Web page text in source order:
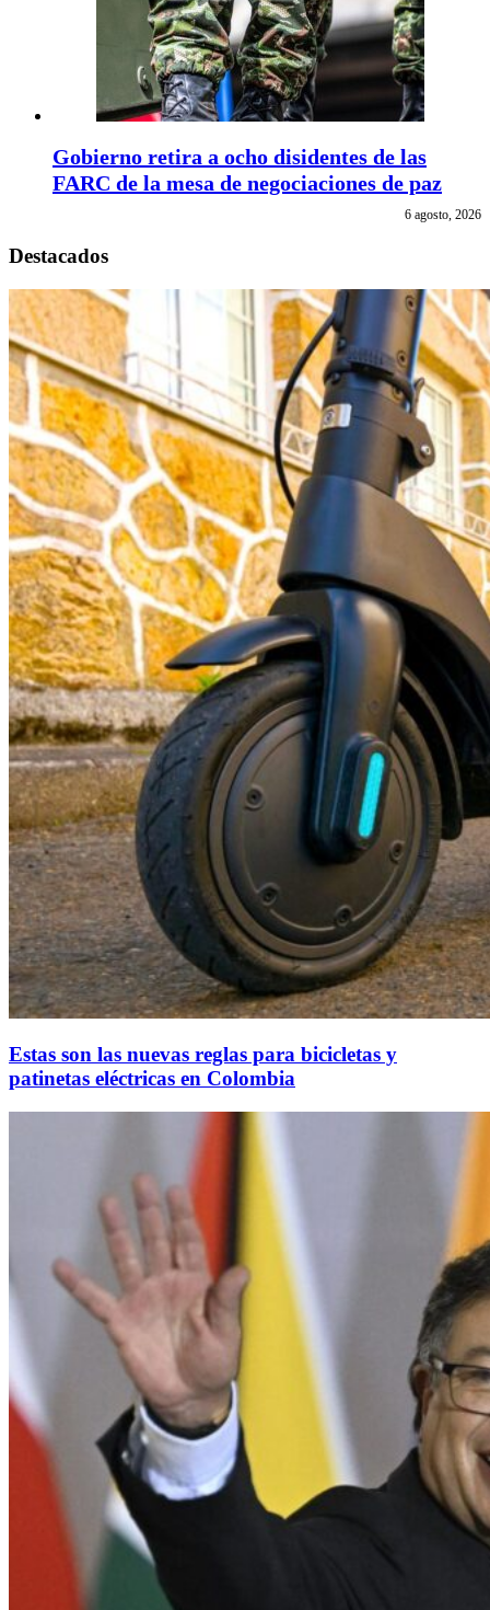
Gobierno retira a ocho disidentes de las
FARC de la mesa de negociaciones de paz
6 agosto, 2026
Destacados
Estas son las nuevas reglas para bicicletas y
patinetas eléctricas en Colombia